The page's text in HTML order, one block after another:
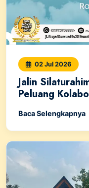
02 Jul 2026
Jalin
Peluang
Baca Selengkapnya